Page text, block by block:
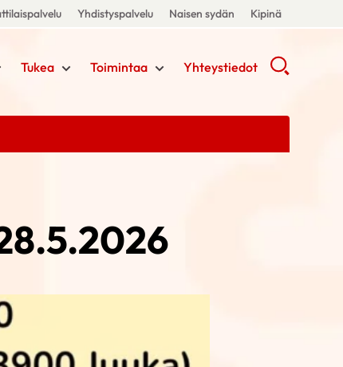
Yhdistyspalvelu Naisen sydän Kipinä
Tukea Toimintaa Yhteystiedot